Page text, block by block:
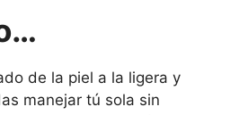
de la piel a la ligera y
manejar tú sola sin